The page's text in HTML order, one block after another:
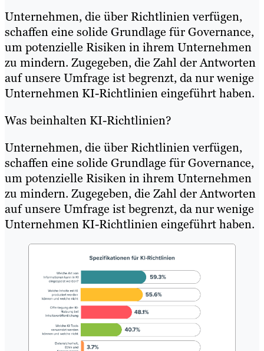
Unternehmen, die über Richtlinien verfügen,
schaffen eine solide Grundlage für Governance,
um potenzielle Risiken in ihrem Unternehmen
zu mindern. Zugegeben, die Zahl der Antworten
auf unsere Umfrage ist begrenzt, da nur wenige
Unternehmen KI-Richtlinien eingeführt haben.
Was beinhalten KI-Richtlinien?
Unternehmen, die über Richtlinien verfügen,
schaffen eine solide Grundlage für Governance,
um potenzielle Risiken in ihrem Unternehmen
zu mindern. Zugegeben, die Zahl der Antworten
auf unsere Umfrage ist begrenzt, da nur wenige
Unternehmen KI-Richtlinien eingeführt haben.